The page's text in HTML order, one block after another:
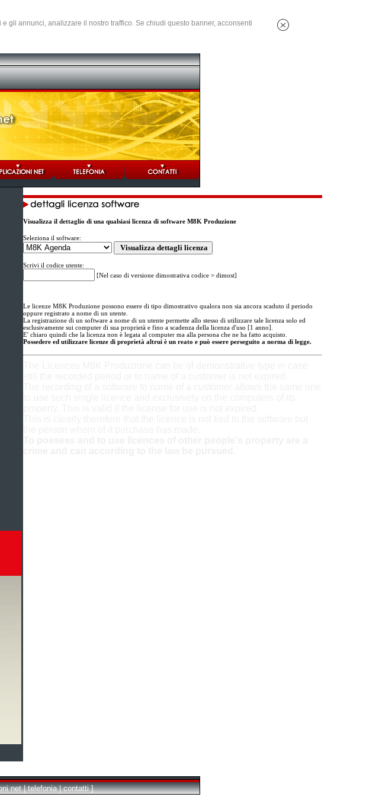
gli annunci, analizzare il nostro traffico. Se chiudi questo banner, acconsenti
Visualizza il dettaglio di una qualsiasi licenza di software M8K Produzione
Seleziona il software:
Scrivi il codice utente:
[Nel caso di versione dimostrativa codice = dimost]
Le licenze M8K Produzione possono essere di tipo dimostrativo qualora non sia ancora scaduto il periodo
oppure registrato a nome di un utente.
La registrazione di un software a nome di un utente permette allo stesso di utilizzare tale licenza solo ed
esclusivamente sui computer di sua proprietà e fino a scadenza della licenza d'uso [1 anno].
E' chiaro quindi che la licenza non è legata al computer ma alla persona che ne ha fatto acquisto.
Possedere ed utilizzare licenze di proprietà altrui è un reato e può essere perseguito a norma di legge.
net | telefonia | contatti ]